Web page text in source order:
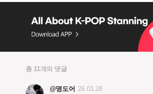
총 11개의 댓글
@명도어 26.01.28